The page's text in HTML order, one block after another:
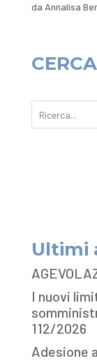
da Annalisa
Ultimi
I nuovi
112/2026
Adesione